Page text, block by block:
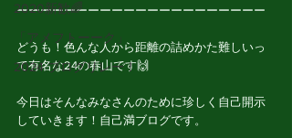
2020新歓🌈
「アメフトーーク」
2024 ブログリレー！
ーーーーーーーーーーーーーーーーーーーーー
どうも！色んな人から距離の詰めかた難しいっ
て有名な24の春山です🙌
今日はそんなみなさんのために珍しく自己開示
していきます！自己満ブログです。